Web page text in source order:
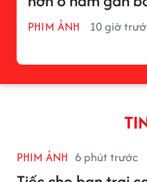
PHIM ẢNH 10 giờ
PHIM ẢNH 6 phút trước